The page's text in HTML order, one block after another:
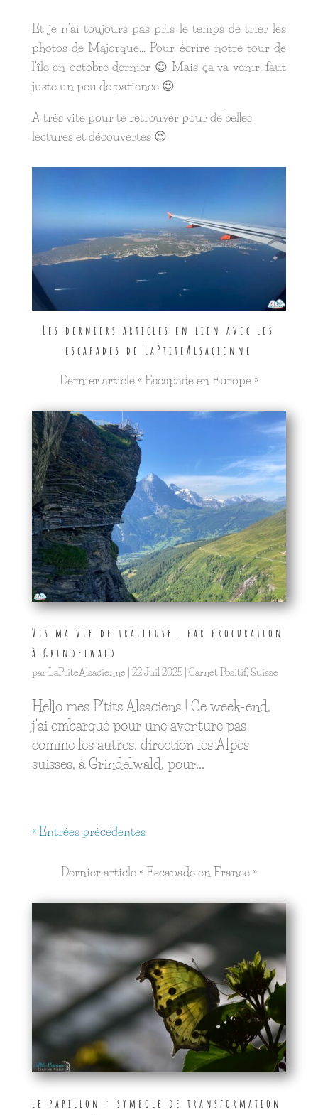
Et je n’ai toujours pas pris le temps de trier les
photos de Majorque… Pour écrire notre tour de
l’île en octobre dernier 😉 Mais ça va venir, faut
juste un peu de patience 😉
A très vite pour te retrouver pour de belles
lectures et découvertes 😉
Les derniers articles en lien avec les
escapades de LaPtiteAlsacienne
Dernier article « Escapade en Europe »
Vis ma vie de traileuse… par procuration
à Grindelwald
parLaPtiteAlsacienne 22 Juil 2025| Carnet Positif, Suisse
Hello mes P'tits Alsaciens ! Ce week-end,
j'ai embarqué pour une aventure pas
comme les autres, direction les Alpes
suisses, à Grindelwald, pour...
« Entrées précédentes
Dernier article « Escapade en France »
Le papillon : symbole de transformation